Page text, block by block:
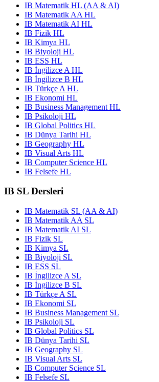
IB Matematik HL (AA & AI)
IB Matematik AA HL
IB Matematik AI HL
IB Fizik HL
IB Kimya HL
IB Biyoloji HL
IB ESS HL
IB İngilizce A HL
IB İngilizce B HL
IB Türkçe A HL
IB Ekonomi HL
IB Business Management HL
IB Psikoloji HL
IB Global Politics HL
IB Dünya Tarihi HL
IB Geography HL
IB Visual Arts HL
IB Computer Science HL
IB Felsefe HL
IB SL Dersleri
IB Matematik SL (AA & AI)
IB Matematik AA SL
IB Matematik AI SL
IB Fizik SL
IB Kimya SL
IB Biyoloji SL
IB ESS SL
IB İngilizce A SL
IB İngilizce B SL
IB Türkçe A SL
IB Ekonomi SL
IB Business Management SL
IB Psikoloji SL
IB Global Politics SL
IB Dünya Tarihi SL
IB Geography SL
IB Visual Arts SL
IB Computer Science SL
IB Felsefe SL